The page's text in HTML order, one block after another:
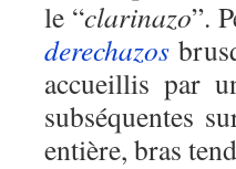
le “clarinazo”.
derechazos
accueillis par
subséquentes
entière, bras